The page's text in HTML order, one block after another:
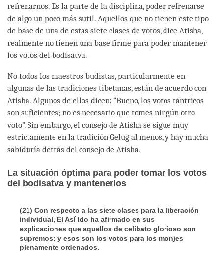
refrenarnos. Es la parte de la disciplina, poder refrenarse
de algo un poco más sutil. Aquellos que no tienen este tipo
de base de una de estas siete clases de votos, dice Atisha,
realmente no tienen una base firme para poder mantener
los votos del bodisatva.
No todos los maestros budistas, particularmente en
algunas de las tradiciones tibetanas, están de acuerdo con
Atisha. Algunos de ellos dicen: “Bueno, los votos tántricos
son suficientes; no es necesario que tomes ningún otro
voto”. Sin embargo, el consejo de Atisha se sigue muy
estrictamente en la tradición Gelug al menos, y hay mucha
sabiduría detrás del consejo de Atisha.
La situación óptima para poder tomar los votos
del bodisatva y mantenerlos
(21) Con respecto a las siete clases para la liberación
individual, El Así Ido ha afirmado en sus
explicaciones que aquellos de celibato glorioso son
supremos; y esos son los votos para los monjes
plenamente ordenados.